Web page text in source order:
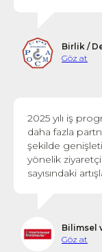
Birlik /
Göz at
2025 yılı iş
daha fazla
şekilde
yönelik ziyaretçi
sayısındaki
Bilimsel
Göz at